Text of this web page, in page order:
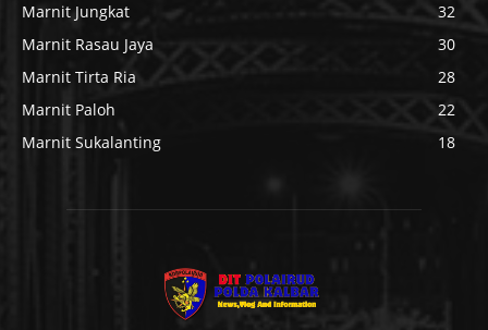
Marnit Jungkat
32
Marnit Rasau Jaya
30
Marnit Tirta Ria
28
Marnit Paloh
22
Marnit Sukalanting
18